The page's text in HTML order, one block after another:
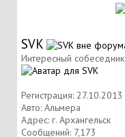
SVK
Интересный собеседник
Регистрация: 27.10.2013
Авто: Альмера
Адрес: г. Архангельск
Сообщений: 7,173